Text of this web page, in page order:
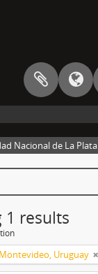
Nacional de La Plata
1 results
Montevideo, Uruguay